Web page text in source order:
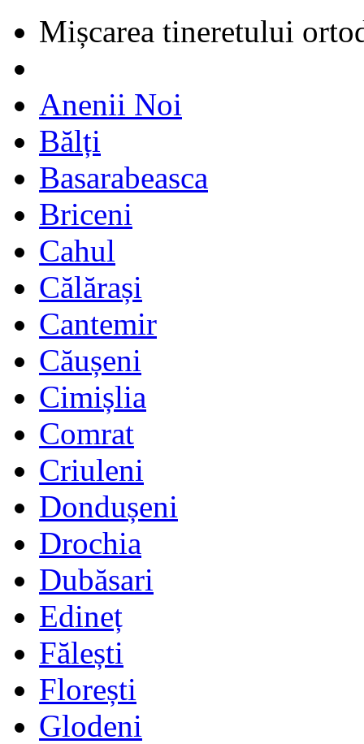
Mișcarea tineretului
Anenii Noi
Bălți
Basarabeasca
Briceni
Cahul
Călărași
Cantemir
Căușeni
Cimișlia
Comrat
Criuleni
Dondușeni
Drochia
Dubăsari
Edineț
Fălești
Florești
Glodeni